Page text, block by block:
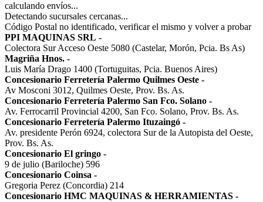
calculando envíos...
Detectando sucursales cercanas...
Código Postal no identificado, verificar el mismo y volver a probar
PPI MAQUINAS SRL -
Colectora Sur Acceso Oeste 5080 (Castelar, Morón, Pcia. Bs As)
Magriña Hnos. -
Luis María Drago 1400 (Tortuguitas, Pcia. Buenos Aires)
Concesionario Ferretería Palermo Quilmes Oeste -
Av Mosconi 3012, Quilmes Oeste, Prov. Bs. As.
Concesionario Ferretería Palermo San Fco. Solano -
Av. Ferrocarril Provincial 4200, San Fco. Solano, Prov. Bs. As.
Concesionario Ferretería Palermo Ituzaingó -
Av. presidente Perón 6924, colectora Sur de la Autopista del Oeste,
Prov. Bs. As.
Concesionario El gringo -
9 de julio (Bariloche) 596
Concesionario Coinsa -
Gregoria Perez (Concordia) 214
Concesionario HMC MAQUINAS & HERRAMIENTAS -